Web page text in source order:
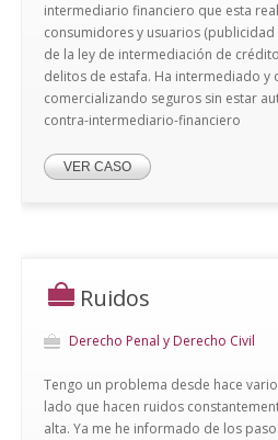
intermediario financiero que esta
consumidores y usuarios
de la ley de intermediación de
delitos de estafa. Ha intermediado
comercializando seguros sin estar
contra-intermediario-financiero
VER CASO
Ruidos
Derecho Penal y Derecho Civil
Tengo un problema desde hace
lado que hacen ruidos
alta. Ya me he informado de los